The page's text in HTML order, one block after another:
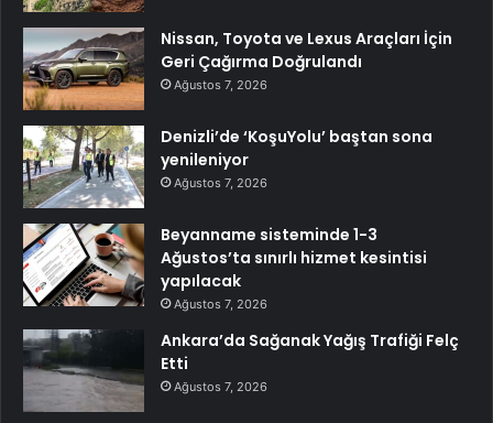
Nissan, Toyota ve Lexus Araçları İçin
Geri Çağırma Doğrulandı
Ağustos 7, 2026
Denizli’de ‘KoşuYolu’ baştan sona
yenileniyor
Ağustos 7, 2026
Beyanname sisteminde 1-3
Ağustos’ta sınırlı hizmet kesintisi
yapılacak
Ağustos 7, 2026
Ankara’da Sağanak Yağış Trafiği Felç
Etti
Ağustos 7, 2026